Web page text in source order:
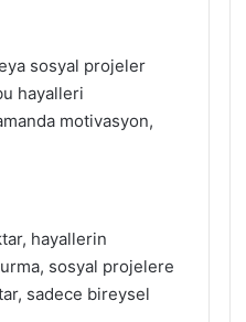
sosyal projeler
hayalleri
motivasyon,
hayallerin
sosyal projelere
sadece bireysel